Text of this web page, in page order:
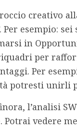
creativo
Per esempio:
in
per
Per
potresti unirli
l’analisi
. Potrai vedere